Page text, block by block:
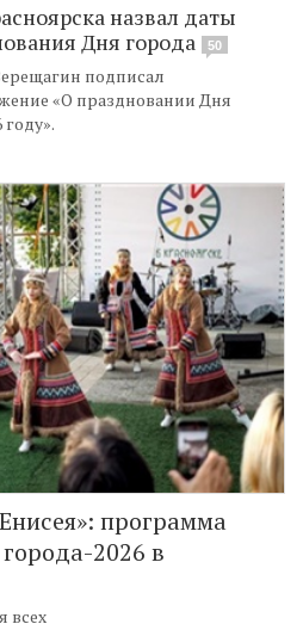
назвал даты
Дня города
50
подписал
«О праздновании Дня
программа
2026 в
всех